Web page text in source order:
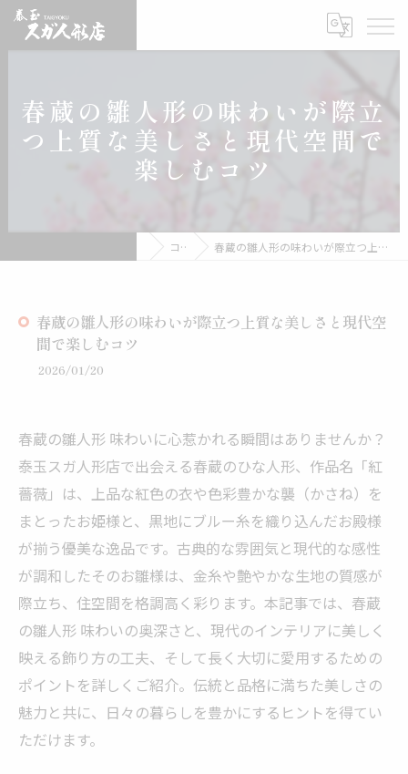
春蔵の雛人形の味わいが際立
つ上質な美しさと現代空間で
楽しむコツ
コラム 春蔵の雛人形の味わいが際立つ上質な美しさと現代空間で楽しむコツ
春蔵の雛人形の味わいが際立つ上質な美しさと現代空
間で楽しむコツ
2026/01/20
春蔵の雛人形 味わいに心惹かれる瞬間はありませんか？
泰玉スガ人形店で出会える春蔵のひな人形、作品名「紅
薔薇」は、上品な紅色の衣や色彩豊かな襲（かさね）を
まとったお姫様と、黒地にブルー糸を織り込んだお殿様
が揃う優美な逸品です。古典的な雰囲気と現代的な感性
が調和したそのお雛様は、金糸や艶やかな生地の質感が
際立ち、住空間を格調高く彩ります。本記事では、春蔵
の雛人形 味わいの奥深さと、現代のインテリアに美しく
映える飾り方の工夫、そして長く大切に愛用するための
ポイントを詳しくご紹介。伝統と品格に満ちた美しさの
魅力と共に、日々の暮らしを豊かにするヒントを得てい
ただけます。